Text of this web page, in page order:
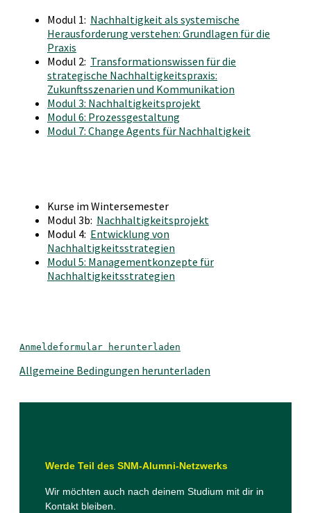
Modul 1: Nachhaltigkeit als systemische
Herausforderung verstehen: Grundlagen für die
Praxis
Modul 2: Transformationswissen für die
strategische Nachhaltigkeitspraxis:
Zukunftsszenarien und Kommunikation
Modul 3: Nachhaltigkeitsprojekt
Modul 6: Prozessgestaltung
Modul 7: Change Agents für Nachhaltigkeit
Kurse im Wintersemester
Modul 3b: Nachhaltigkeitsprojekt
Modul 4: Entwicklung von
Nachhaltigkeitsstrategien
Modul 5: Managementkonzepte für
Nachhaltigkeitsstrategien
Anmeldeformular herunterladen
Allgemeine Bedingungen herunterladen